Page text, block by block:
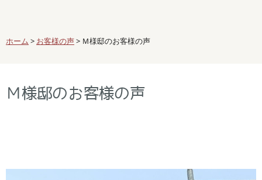
ホーム > お客様の声> Ｍ様邸のお客様の声
Ｍ様邸のお客様の声